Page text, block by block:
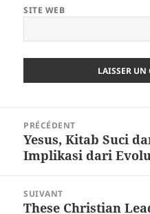
SITE WEB
l’article
PRÉCÉDENT
Article
précédent :
Yesus, Kitab Suci
Implikasi dari
SUIVANT
Article
These Christian